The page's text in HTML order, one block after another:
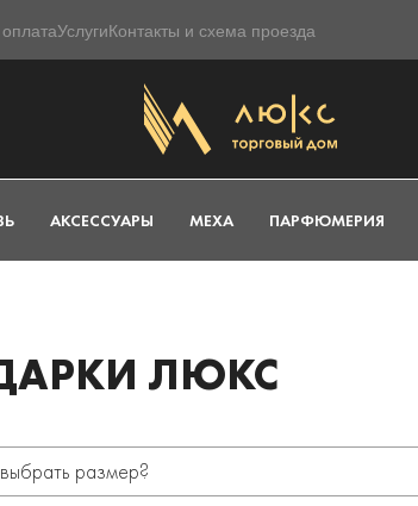
УслугиКонтакты и схема проезда
АКСЕССУАРЫ МЕХА ПАРФЮМЕРИЯ
ЛЮКС
размер?